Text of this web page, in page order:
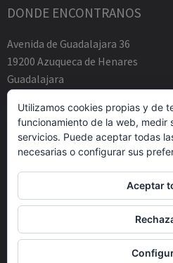
DONDE ENCONTRANOS
Avenida de Guadalajara 36
19200 Azuqueca de Henares
Guadalajara
Tfno.-+34 949883219
contacto@abogadosfda.eu
Mañanas de 10:00a 14:00
Tardes de 17:00 a 20:00
© Agustin Zamarro Mogarra
Utilizamos cookies propias y de
funcionamiento de la web, medir
servicios. Puede aceptar todas
necesarias o configurar sus
Aceptar